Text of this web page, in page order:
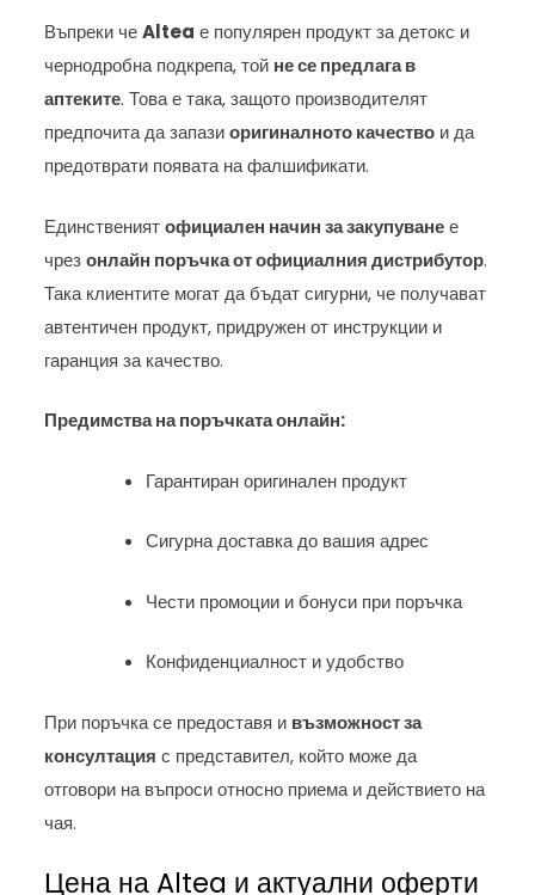
Въпреки чеAltea е популярен продукт за детокс и
чернодробна подкрепа, той не се предлага в
аптеките. Това е така, защото производителят
предпочита да запазиоригиналното качество и да
предотврати появата на фалшификати.
Единствениятофициален начин за закупуванее
чрезонлайн поръчка от официалния дистрибутор.
Така клиентите могат да бъдат сигурни, че получават
автентичен продукт, придружен от инструкции и
гаранция за качество.
Предимства на поръчката онлайн:
Гарантиран оригинален продукт
Сигурна доставка до вашия адрес
Чести промоции и бонуси при поръчка
Конфиденциалност и удобство
При поръчка се предоставя и възможност за
консултация с представител, който може да
отговори на въпроси относно приема и действието на
чая.
Цена на Altea и актуални оферти